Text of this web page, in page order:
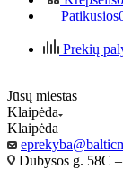
Patikusios
Prekių
Jūsų miestas
Klaipėda
Klaipėda
Dubysos g. 58C